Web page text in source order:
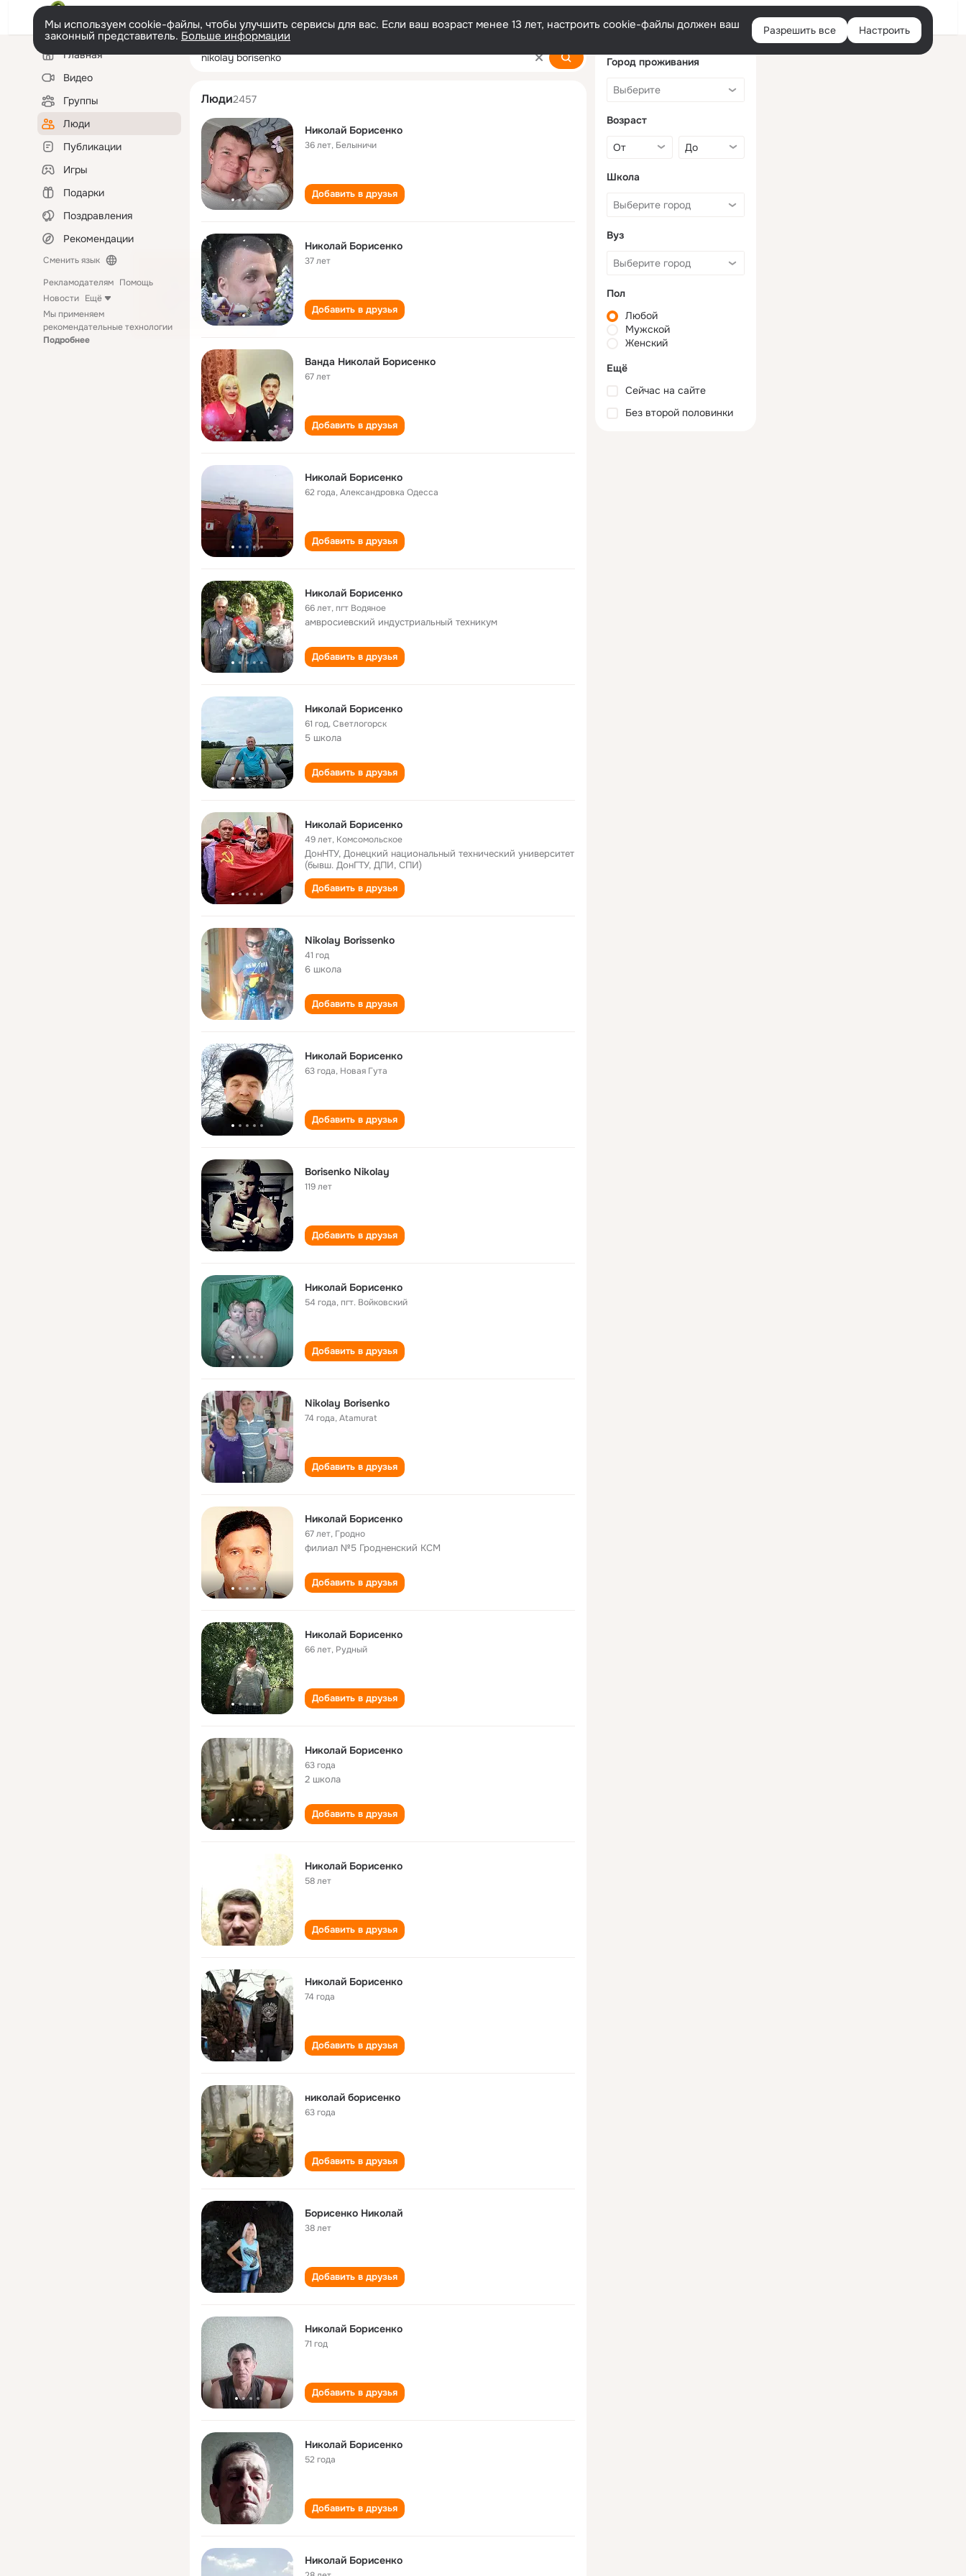
Войти
Мы используем cookie-файлы, чтобы улучшить сервисы для вас. Если ваш возраст менее 13 лет, настроить cookie-файлы должен ваш
законный представитель. Больше информации Разрешить все Настроить
Левая
колонкаГлавная
Видео
Группы
Люди
Публикации
Игры
Подарки
Поздравления
Рекомендации
Сменить язык
Рекламодателям Помощь
Новости Ещё
Мы применяем
рекомендательные технологии
Подробнее
nikolay borisenko
Люди2457
Николай Борисенко
36 лет, Белыничи
Добавить в друзья
Николай Борисенко
37 лет
Добавить в друзья
Ванда Николай Борисенко
67 лет
Добавить в друзья
Николай Борисенко
62 года,Александровка Одесса
Добавить в друзья
Николай Борисенко
66 лет,пгт Водяное
амвросиевский индустриальный техникум
Добавить в друзья
Николай Борисенко
61 год,Светлогорск
5 школа
Добавить в друзья
Николай Борисенко
49 лет, Комсомольское
ДонНТУ, Донецкий национальный технический университет
(бывш. ДонГТУ, ДПИ, СПИ)
Добавить в друзья
Nikolay Borissenko
41 год
6 школа
Добавить в друзья
Николай Борисенко
63 года, Новая Гута
Добавить в друзья
Borisenko Nikolay
119 лет
Добавить в друзья
Николай Борисенко
54 года,пгт. Войковский
Добавить в друзья
Nikolay Borisenko
74 года,Atamurat
Добавить в друзья
Николай Борисенко
67 лет, Гродно
филиал №5 Гродненский КСМ
Добавить в друзья
Николай Борисенко
66 лет, Рудный
Добавить в друзья
Николай Борисенко
63 года
2 школа
Добавить в друзья
Николай Борисенко
58 лет
Добавить в друзья
Николай Борисенко
74 года
Добавить в друзья
николай борисенко
63 года
Добавить в друзья
Борисенко Николай
38 лет
Добавить в друзья
Николай Борисенко
71 год
Добавить в друзья
Николай Борисенко
52 года
Добавить в друзья
Николай Борисенко
Город проживания
Возраст
Школа
Вуз
Пол
Любой
Мужской
Женский
Ещё
Сейчас на сайте
Без второй половинки